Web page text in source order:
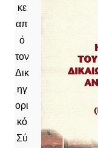
κε
απ
ό
τον
Δικ
ηγ
ορι
κό
Σύ